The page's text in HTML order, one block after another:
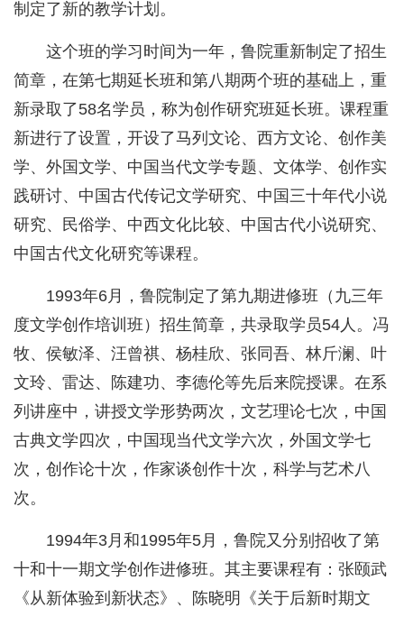
制定了新的教学计划。
这个班的学习时间为一年，鲁院重新制定了招生
简章，在第七期延长班和第八期两个班的基础上，重
新录取了58名学员，称为创作研究班延长班。课程重
新进行了设置，开设了马列文论、西方文论、创作美
学、外国文学、中国当代文学专题、文体学、创作实
践研讨、中国古代传记文学研究、中国三十年代小说
研究、民俗学、中西文化比较、中国古代小说研究、
中国古代文化研究等课程。
1993年6月，鲁院制定了第九期进修班（九三年
度文学创作培训班）招生简章，共录取学员54人。冯
牧、侯敏泽、汪曾祺、杨桂欣、张同吾、林斤澜、叶
文玲、雷达、陈建功、李德伦等先后来院授课。在系
列讲座中，讲授文学形势两次，文艺理论七次，中国
古典文学四次，中国现当代文学六次，外国文学七
次，创作论十次，作家谈创作十次，科学与艺术八
次。
1994年3月和1995年5月，鲁院又分别招收了第
十和十一期文学创作进修班。其主要课程有：张颐武
《从新体验到新状态》、陈晓明《关于后新时期文